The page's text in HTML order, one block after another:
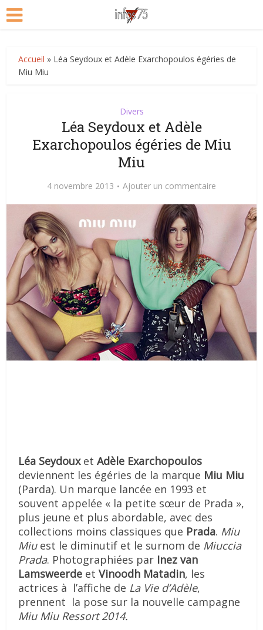
Accueil » Léa Seydoux et Adèle Exarchopoulos égéries de
Miu Miu
Divers
Léa Seydoux et Adèle
Exarchopoulos égéries de Miu
Miu
4 novembre 2013 Ajouter un commentaire
Léa SeydouxetAdèle Exarchopoulos
deviennent les égéries de la marque Miu Miu
(Parda). Un marque lancée en 1993 et
souvent appelée « la petite sœur de Prada »,
plus jeune et plus abordable, avec des
collections moins classiques que Prada. Miu
Miuest le diminutif et le surnom de Miuccia
Prada. Photographiées par Inez van
Lamsweerde etVinoodh Matadin, les
actrices à l’affiche de La Vie d’Adèle,
prennent la pose sur la nouvelle campagne
Miu Miu Ressort 2014.